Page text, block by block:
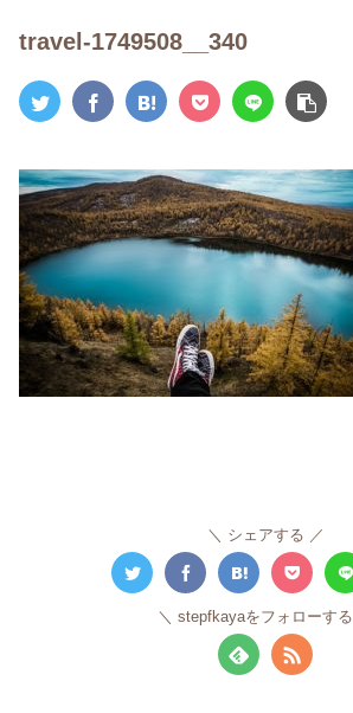
travel-1749508__340
シェアする
stepfkayaをフォローする